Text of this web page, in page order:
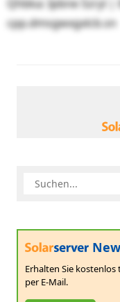
Qhbka: Ipbne Szryl |
cpp.dmsgwxgxlcb.sn
Erhalten Sie
per E-Mail.